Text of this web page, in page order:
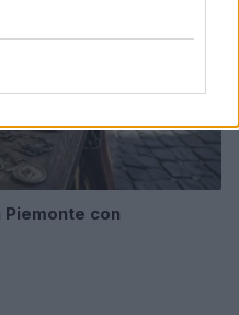
Piemonte con